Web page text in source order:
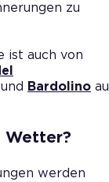
zu
ist auch von
und Bardolino
Wetter?
werden